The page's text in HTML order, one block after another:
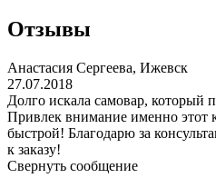
Отзывы
Анастасия Сергеева, Ижевск
27.07.2018
Долго искала самовар, который
Привлек внимание именно этот
быстрой! Благодарю за
к заказу!
Свернуть сообщение